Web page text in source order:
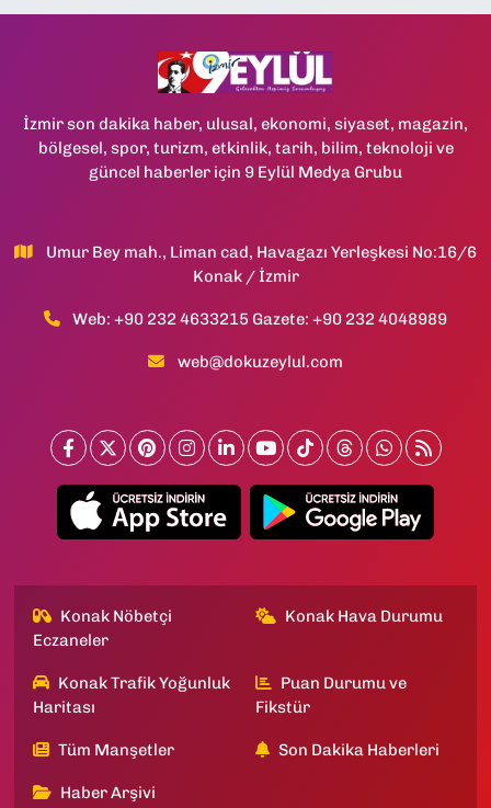
İzmir son dakika haber, ulusal, ekonomi, siyaset, magazin,
bölgesel, spor, turizm, etkinlik, tarih, bilim, teknoloji ve
güncel haberler için 9 Eylül Medya Grubu
Umur Bey mah., Liman cad, Havagazı Yerleşkesi No:16/6
Konak / İzmir
Web: +90 232 4633215 Gazete: +90 232 4048989
web@dokuzeylul.com
Konak Nöbetçi
Eczaneler
Konak Hava Durumu
Konak Trafik Yoğunluk
Haritası
Puan Durumu ve
Fikstür
Tüm Manşetler Son Dakika Haberleri
Haber Arşivi